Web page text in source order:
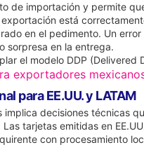
de importación y permite
está
en el pedimento. Un
sorpresa en la entrega.
el modelo DDP
exportadores
para EE.UU. y LATAM
decisiones técnicas
tarjetas emitidas en
con procesamiento